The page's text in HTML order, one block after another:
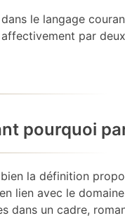
le langage
par
pourquoi
la définition
lien avec le
dans un cadre,